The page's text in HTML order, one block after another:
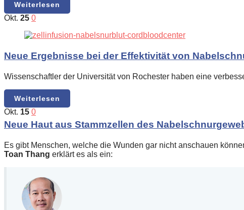
Weiterlesen
Okt. 25 0
Neue Ergebnisse bei der Effektivität von
Wissenschaftler der Universität von Rochester haben eine
Weiterlesen
Okt. 15 0
Neue Haut aus Stammzellen des
Es gibt Menschen, welche die Wunden gar nicht anschauen
Toan Thang erklärt es als ein: